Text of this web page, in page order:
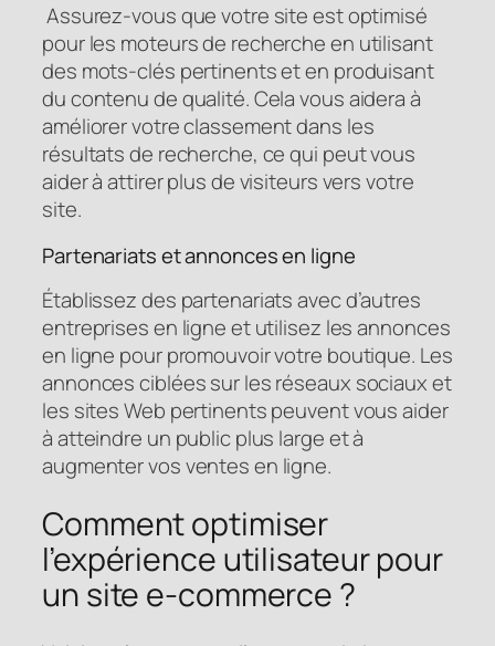
Assurez-vous que votre site est optimisé
pour les moteurs de recherche en utilisant
des mots-clés pertinents et en produisant
du contenu de qualité. Cela vous aidera à
améliorer votre classement dans les
résultats de recherche, ce qui peut vous
aider à attirer plus de visiteurs vers votre
site.
Partenariats et annonces en ligne
Établissez des partenariats avec d’autres
entreprises en ligne et utilisez les annonces
en ligne pour promouvoir votre boutique. Les
annonces ciblées sur les réseaux sociaux et
les sites Web pertinents peuvent vous aider
à atteindre un public plus large et à
augmenter vos ventes en ligne.
Comment optimiser
l’expérience utilisateur pour
un site e-commerce ?